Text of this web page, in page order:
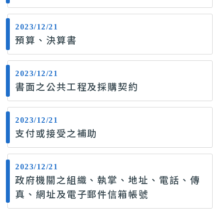
2023/12/21
預算、決算書
2023/12/21
書面之公共工程及採購契約
2023/12/21
支付或接受之補助
2023/12/21
政府機關之組織、執掌、地址、電話、傳
真、網址及電子郵件信箱帳號